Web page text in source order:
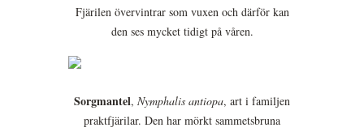
Fjärilen övervintrar som vuxen och därför kan
den ses mycket tidigt på våren.
Sorgmantel, Nymphalis antiopa, art i familjen
praktfjärilar. Den har mörkt sammetsbruna